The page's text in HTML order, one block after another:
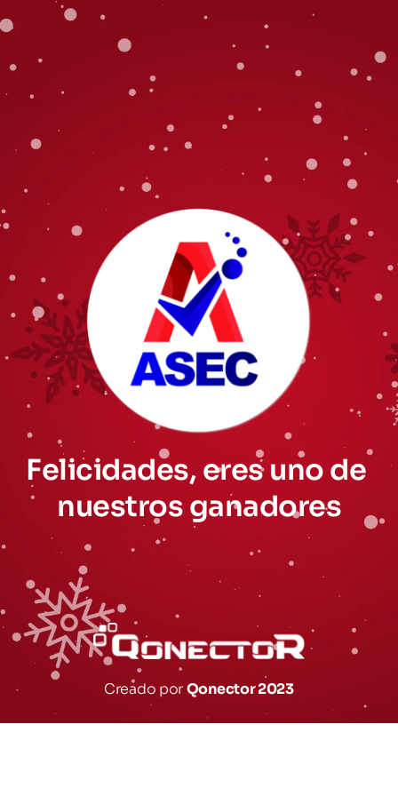
Felicidades, eres uno de
nuestros ganadores
Creado por Qonector 2023